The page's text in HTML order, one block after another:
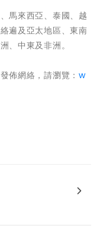
馬來西亞、泰國、越
遍及亞太地區、東南
、中東及非洲。
佈網絡，請瀏覽： w